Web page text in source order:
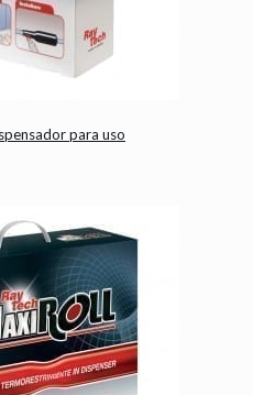
para uso